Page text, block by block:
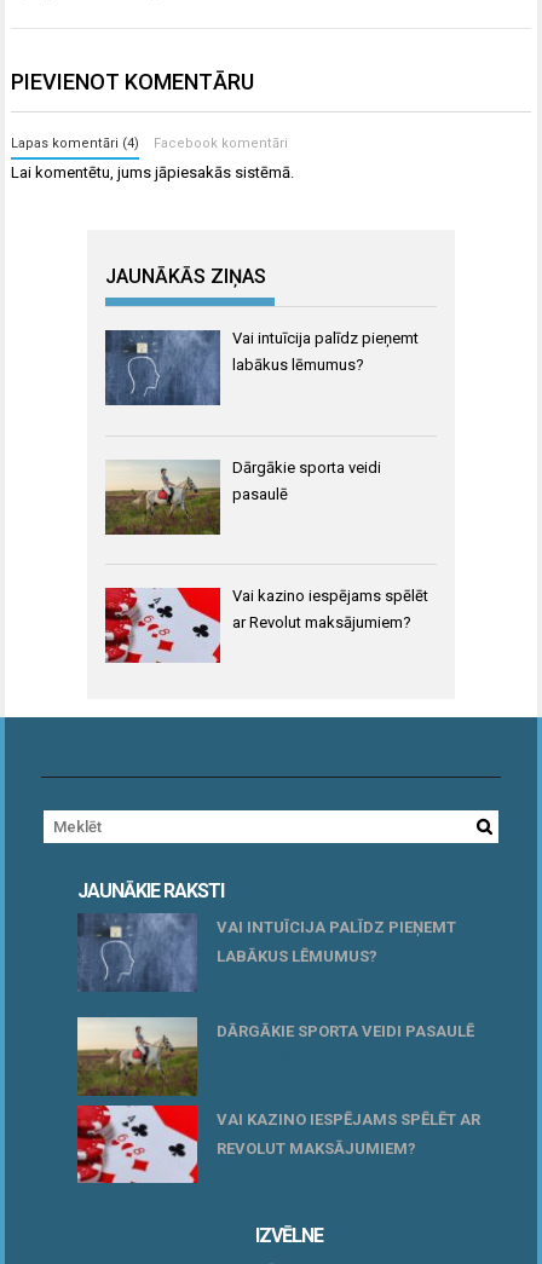
PIEVIENOT KOMENTĀRU
Lapas komentāri (4) Facebook komentāri
Lai komentētu, jumsjāpiesakās sistēmā.
JAUNĀKĀS ZIŅAS
Vai intuīcija palīdz pieņemt
labākus lēmumus?
Dārgākie sporta veidi
pasaulē
Vai kazino iespējams spēlēt
ar Revolut maksājumiem?
JAUNĀKIE RAKSTI
VAI INTUĪCIJA PALĪDZ PIEŅEMT
LABĀKUS LĒMUMUS?
DĀRGĀKIE SPORTA VEIDI PASAULĒ
VAI KAZINO IESPĒJAMS SPĒLĒT AR
REVOLUT MAKSĀJUMIEM?
IZVĒLNE